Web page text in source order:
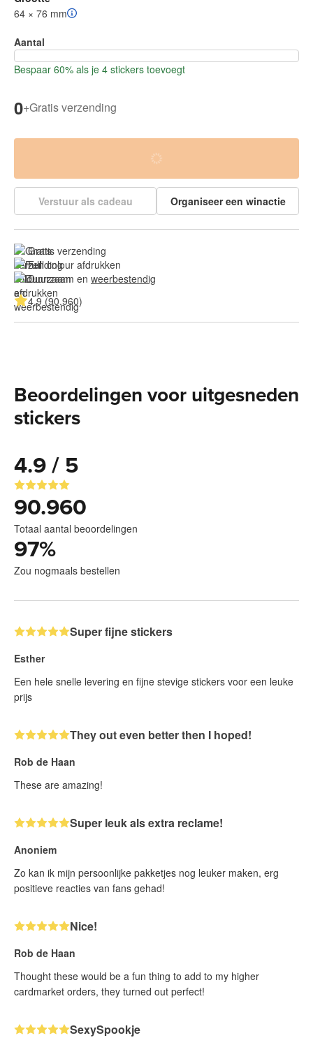
64 × 76 mm
Aantal
Bespaar 60% als je 4 stickers toevoegt
0+Gratis verzending
Verstuur als cadeau Organiseer een winactie
Gratis verzending
Full colour afdrukken
Duurzaam en weerbestendig
4.9 (90.960)
Beoordelingen voor uitgesneden
stickers
4.9 / 5
90.960
Totaal aantal beoordelingen
97%
Zou nogmaals bestellen
Super fijne stickers
Esther
Een hele snelle levering en fijne stevige stickers voor een leuke
prijs
They out even better then I hoped!
Rob de Haan
These are amazing!
Super leuk als extra reclame!
Anoniem
Zo kan ik mijn persoonlijke pakketjes nog leuker maken, erg
positieve reacties van fans gehad!
Nice!
Rob de Haan
Thought these would be a fun thing to add to my higher
cardmarket orders, they turned out perfect!
SexySpookje